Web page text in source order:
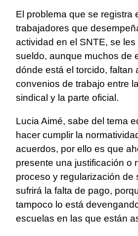
El problema que se registra
trabajadores que
actividad en el SNTE, se les
sueldo, aunque muchos de
dónde está el torcido, faltan
convenios de trabajo entre
sindical y la parte oficial.
Lucia Aimé, sabe del tema
hacer cumplir la
acuerdos, por ello es que
presente una justificación o
proceso y regularización de
sufrirá la falta de pago,
tampoco lo está
escuelas en las que están